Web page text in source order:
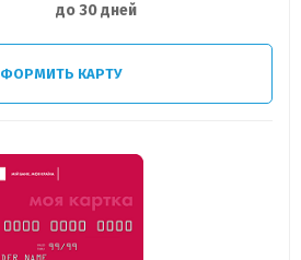
до 30 дней
КАРТУ